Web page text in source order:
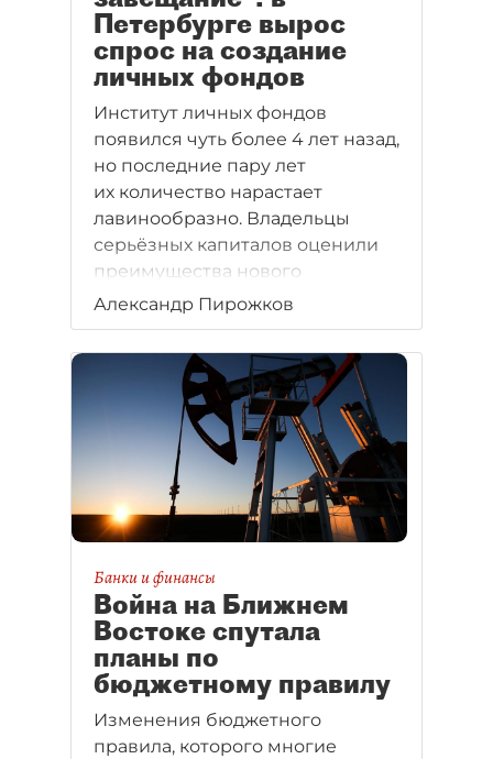
Петербурге вырос
спрос на создание
личных фондов
Институт личных фондов
появился чуть более 4 лет назад,
но последние пару лет
их количество нарастает
лавинообразно. Владельцы
серьёзных капиталов оценили
преимущества нового
инструмента.
Александр Пирожков
Банки и финансы
Война на Ближнем
Востоке спутала
планы по
бюджетному правилу
Изменения бюджетного
правила, которого многие